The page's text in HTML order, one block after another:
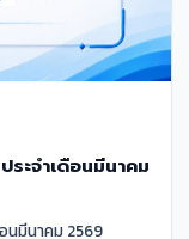
ระจำเดือนมีนาคม
นมีนาคม 2569